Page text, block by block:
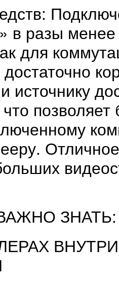
в разы
для
источнику
позволяет
ЗНАТЬ: